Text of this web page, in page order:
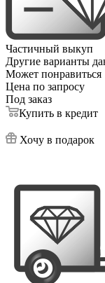
Частичный выкуп
Другие варианты
Может понравиться
Цена по запросу
Под заказ
Купить в кредит
Хочу в подарок